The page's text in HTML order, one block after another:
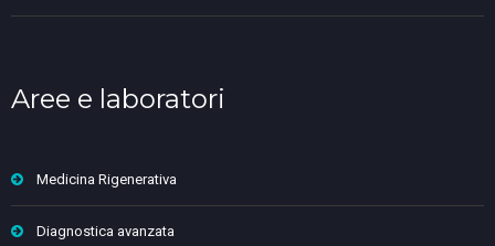
Aree e laboratori
Medicina Rigenerativa
Diagnostica avanzata